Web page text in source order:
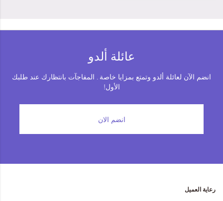
عائلة ألدو
انضم الآن لعائلة ألدو وتمتع بمزايا خاصة . المفاجآت بانتظارك عند طلبك
الأول!
انضم الان
رعاية العميل